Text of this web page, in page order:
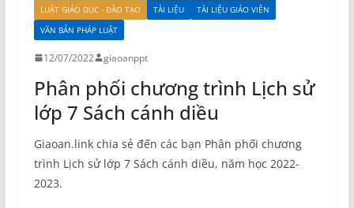
LUẬT GIÁO DỤC - ĐÀO TẠO TÀI LIỆU
TÀI LIỆU GIÁO VIÊN
VĂN BẢN PHÁP LUẬT
12/07/2022 giaoanppt
Phân phối chương trình Lịch sử
lớp 7 Sách cánh diều
Giaoan.link chia sẻ đến các bạn Phân phối chương
trình Lịch sử lớp 7 Sách cánh diều, năm học 2022-
2023.